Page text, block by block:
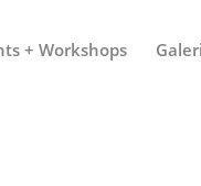
+ Workshops